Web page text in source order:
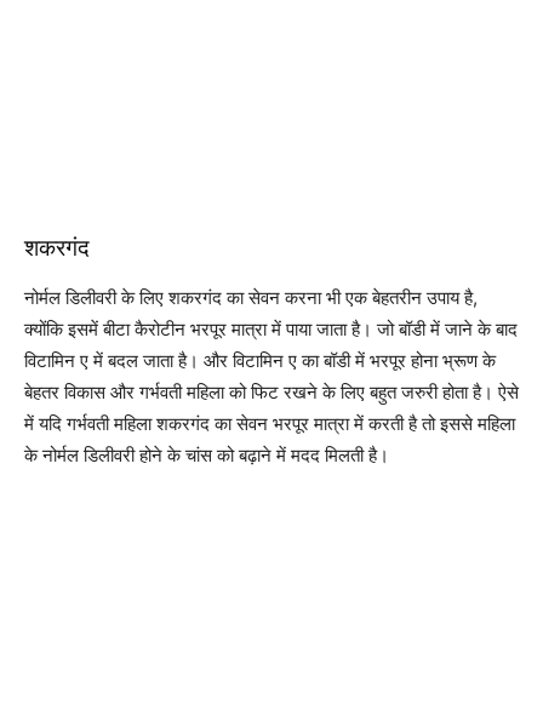
शकरगंद
नोर्मल डिलीवरी के लिए शकरगंद का सेवन करना भी एक बेहतरीन उपाय है,
क्योंकि इसमें बीटा कैरोटीन भरपूर मात्रा में पाया जाता है। जो बॉडी में जाने के बाद
विटामिन ए में बदल जाता है। और विटामिन ए का बॉडी में भरपूर होना भ्रूण के
बेहतर विकास और गर्भवती महिला को फिट रखने के लिए बहुत जरुरी होता है। ऐसे
में यदि गर्भवती महिला शकरगंद का सेवन भरपूर मात्रा में करती है तो इससे महिला
के नोर्मल डिलीवरी होने के चांस को बढ़ाने में मदद मिलती है।